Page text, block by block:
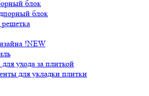
блок
блок
решетка
!NEW
ухода за плиткой
для укладки плитки